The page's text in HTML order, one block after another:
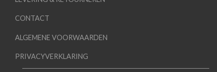
CONTACT
ALGEMENE VOORWAARDEN
PRIVACYVERKLARING